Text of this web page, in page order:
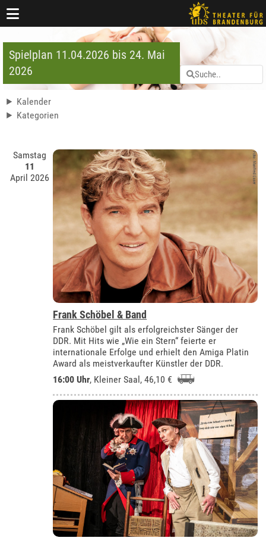
Spielplan 11.04.2026 bis 24. Mai
2026
Kalender
Kategorien
Samstag
11
April 2026
Frank Schöbel & Band
Frank Schöbel gilt als erfolgreichster Sänger der
DDR. Mit Hits wie „Wie ein Stern“ feierte er
internationale Erfolge und erhielt den Amiga Platin
Award als meistverkaufter Künstler der DDR.
16:00 Uhr, Kleiner Saal , 46,10 €